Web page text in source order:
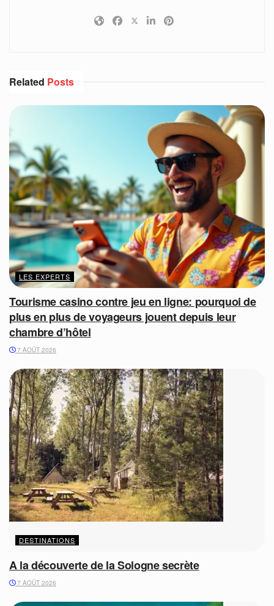
Related Posts
LES EXPERTS
Tourisme casino contre jeu en ligne: pourquoi de
plus en plus de voyageurs jouent depuis leur
chambre d’hôtel
7 AOÛT 2026
DESTINATIONS
A la découverte de la Sologne secrète
7 AOÛT 2026